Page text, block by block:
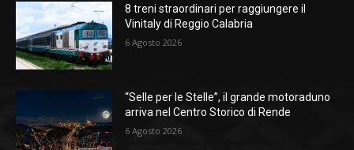
8 treni straordinari per raggiungere il
Vinitaly di Reggio Calabria
6 Agosto 2026
“Selle per le Stelle”, il grande motoraduno
arriva nel Centro Storico di Rende
6 Agosto 2026